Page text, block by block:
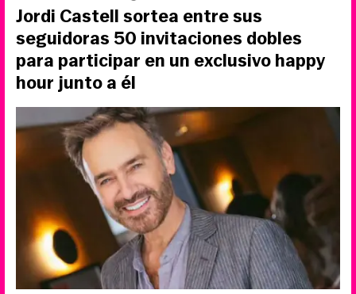
Jordi Castell sortea entre sus
seguidoras 50 invitaciones dobles
para participar en un exclusivo happy
hour junto a él